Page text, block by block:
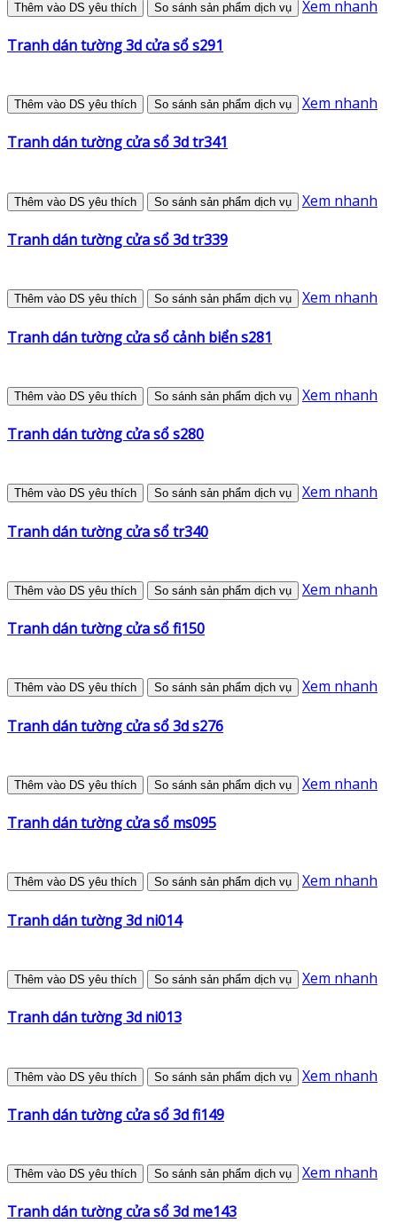
Thêm vào DS yêu thích So sánh sản phẩm dịch vụ Xem nhanh
Tranh dán tường 3d cửa sổ s291
Thêm vào DS yêu thích So sánh sản phẩm dịch vụ Xem nhanh
Tranh dán tường cửa sổ 3d tr341
Thêm vào DS yêu thích So sánh sản phẩm dịch vụ Xem nhanh
Tranh dán tường cửa sổ 3d tr339
Thêm vào DS yêu thích So sánh sản phẩm dịch vụ Xem nhanh
Tranh dán tường cửa sổ cảnh biển s281
Thêm vào DS yêu thích So sánh sản phẩm dịch vụ Xem nhanh
Tranh dán tường cửa sổ s280
Thêm vào DS yêu thích So sánh sản phẩm dịch vụ Xem nhanh
Tranh dán tường cửa sổ tr340
Thêm vào DS yêu thích So sánh sản phẩm dịch vụ Xem nhanh
Tranh dán tường cửa sổ fi150
Thêm vào DS yêu thích So sánh sản phẩm dịch vụ Xem nhanh
Tranh dán tường cửa sổ 3d s276
Thêm vào DS yêu thích So sánh sản phẩm dịch vụ Xem nhanh
Tranh dán tường cửa sổ ms095
Thêm vào DS yêu thích So sánh sản phẩm dịch vụ Xem nhanh
Tranh dán tường 3d ni014
Thêm vào DS yêu thích So sánh sản phẩm dịch vụ Xem nhanh
Tranh dán tường 3d ni013
Thêm vào DS yêu thích So sánh sản phẩm dịch vụ Xem nhanh
Tranh dán tường cửa sổ 3d fi149
Thêm vào DS yêu thích So sánh sản phẩm dịch vụ Xem nhanh
Tranh dán tường cửa sổ 3d me143